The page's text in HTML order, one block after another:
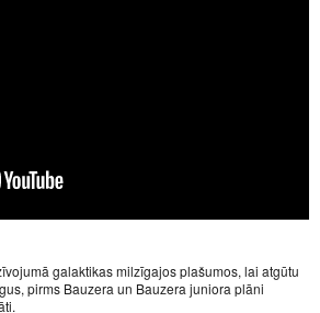
galaktikas milzīgajos plašumos, lai atgūtu
pirms Bauzera un Bauzera juniora plāni